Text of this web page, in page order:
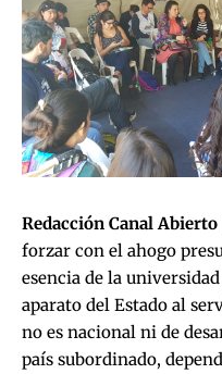
Redacción Canal Abierto |
forzar con el ahogo
esencia de la
aparato del Estado al
no es nacional ni de
país subordinado,